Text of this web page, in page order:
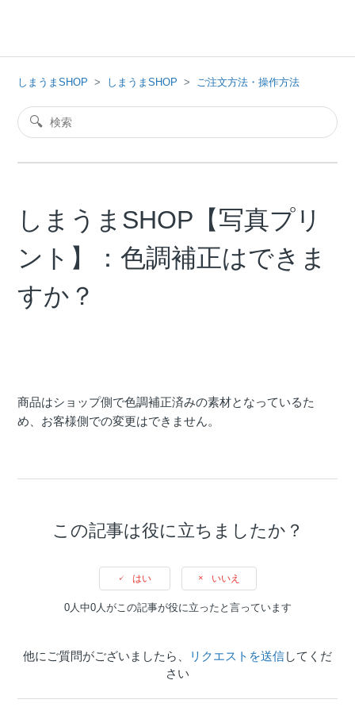
しまうまSHOP しまうまSHOP ご注文方法・操作方法
しまうまSHOP【写真プリ
ント】：色調補正はできま
すか？
商品はショップ側で色調補正済みの素材となっているた
め、お客様側での変更はできません。
この記事は役に立ちましたか？
はい いいえ
0人中0人がこの記事が役に立ったと言っています
他にご質問がございましたら、 リクエストを送信してくだ
さい